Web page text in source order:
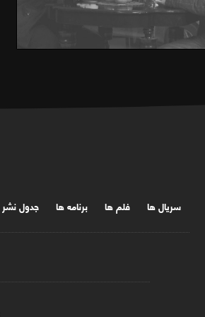
سریال ها فلم ها برنامه ها جدول نشر